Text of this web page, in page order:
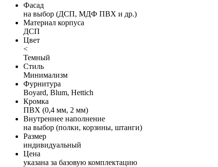
Фасад
на выбор (ДСП, МДФ ПВХ и др.)
Материал корпуса
ДСП
Цвет
<
Темный
Стиль
Минимализм
Фурнитура
Boyard, Blum, Hettich
Кромка
ПВХ (0,4 мм, 2 мм)
Внутреннее наполнение
на выбор (полки, корзины, штанги)
Размер
индивидуальный
Цена
указана за базовую комплектацию